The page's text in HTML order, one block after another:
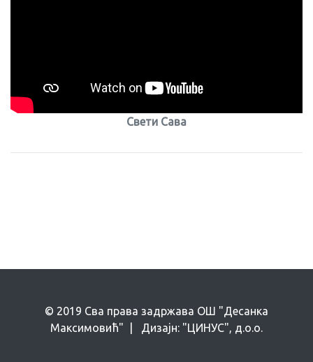
Свети Сава
© 2019 Сва права задржава ОШ "Десанка
Максимовић" | Дизајн: "ЦИНУС", д.о.о.